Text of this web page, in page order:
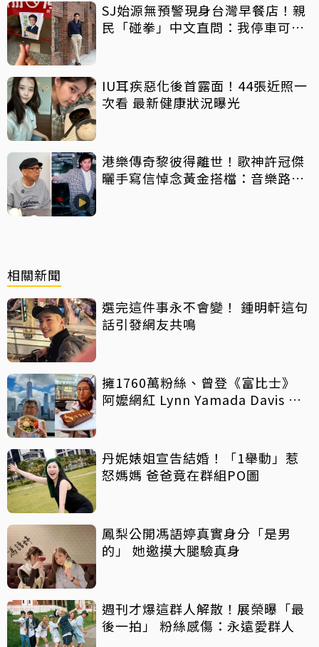
SJ始源無預警現身台灣早餐店！親
民「碰拳」中文直問：我停車可以
IU耳疾惡化後首露面！44張近照一
次看 最新健康狀況曝光
港樂傳奇黎彼得離世！歌神許冠傑
曬手寫信悼念黃金搭檔：音樂路上
相關新聞
選完這件事永不會變！ 鍾明軒這句
話引發網友共鳴
擁1760萬粉絲、曾登《富比士》
阿嬤網紅 Lynn Yamada Davis 驚
丹妮婊姐宣告結婚！「1舉動」惹
怒媽媽 爸爸竟在群組PO圖
鳳梨公開馮語婷真實身分「是男
的」 她邀摸大腿驗真身
週刊才爆這群人解散！展榮曝「最
後一拍」 粉絲感傷：永遠愛群人